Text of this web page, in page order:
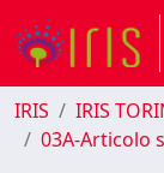
IRIS IRIS
03A-Articolo